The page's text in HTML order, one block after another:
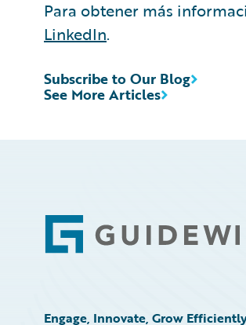
Para obtener más
LinkedIn.
See More Articles
Subscribe to Our Blog
Footer
Engage, Innovate, Grow